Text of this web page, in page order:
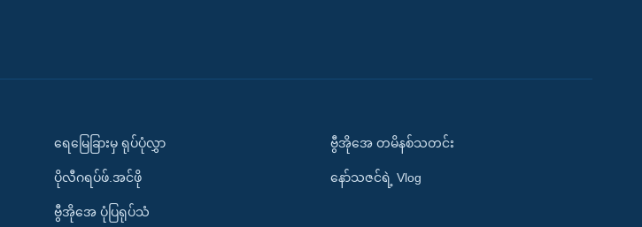
ရေမြေခြားမှ ရုပ်ပုံလွှာ
ပိုလီဂရပ်ဖ်.အင်ဖို
ဗွီအိုအေ ပုံပြရုပ်သံ
ဗွီအိုအေ တမိနစ်သတင်း
နော်သဇင်ရဲ့ Vlog